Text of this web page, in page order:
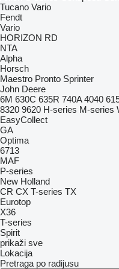
Tucano Vario
Fendt
Vario
HORIZON RD
NTA
Alpha
Horsch
Maestro Pronto Sprinter
John Deere
6M 630C 635R 740A 4040
8320 9620 H-series M-series
EasyCollect
GA
Optima
6713
MAF
P-series
New Holland
CR CX T-series TX
Eurotop
X36
T-series
Spirit
prikaži sve
Lokacija
Pretraga po radijusu